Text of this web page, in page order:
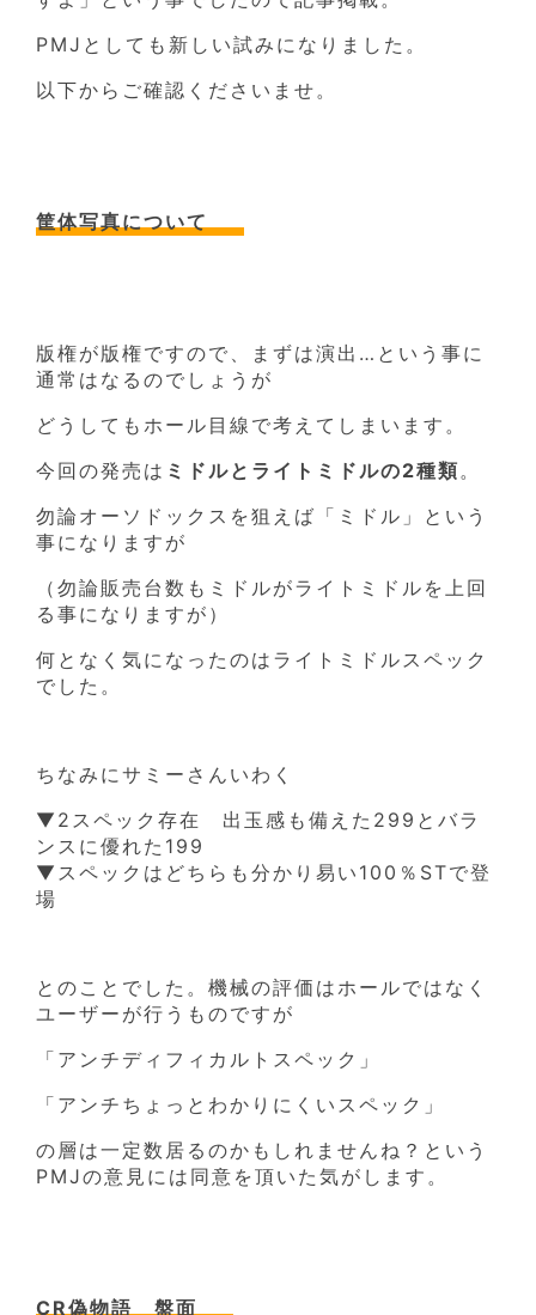
PMJとしても新しい試みになりました。
以下からご確認くださいませ。
筐体写真について
版権が版権ですので、まずは演出…という事に
通常はなるのでしょうが
どうしてもホール目線で考えてしまいます。
今回の発売は ミドルとライトミドルの2種類。
勿論オーソドックスを狙えば「ミドル」という
事になりますが
（勿論販売台数もミドルがライトミドルを上回
る事になりますが）
何となく気になったのはライトミドルスペック
でした。
ちなみにサミーさんいわく
▼2スペック存在 出玉感も備えた299とバラ
ンスに優れた199
▼スペックはどちらも分かり易い100％STで登
場
とのことでした。機械の評価はホールではなく
ユーザーが行うものですが
「アンチディフィカルトスペック」
「アンチちょっとわかりにくいスペック」
の層は一定数居るのかもしれませんね？という
PMJの意見には同意を頂いた気がします。
CR偽物語 盤面